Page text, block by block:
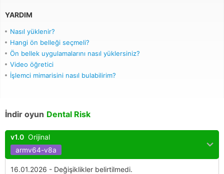
YARDIM
Nasıl yüklenir?
Hangi ön belleği seçmeli?
Ön bellek uygulamalarını nasıl yüklersiniz?
Video öğretici
İşlemci mimarisini nasıl bulabilirim?
İndir oyun Dental Risk
v1.0 Orijinal
armv64-v8a
16.01.2026 - Değişiklikler belirtilmedi.